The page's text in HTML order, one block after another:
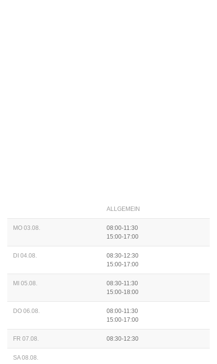
ALLGEMEIN
MO 03.08.
08:00-11:30
15:00-17:00
DI 04.08.
08:30-12:30
15:00-17:00
MI 05.08.
08:30-11:30
15:00-18:00
DO 06.08.
08:00-11:30
15:00-17:00
FR 07.08. 08:30-12:30
SA 08.08.